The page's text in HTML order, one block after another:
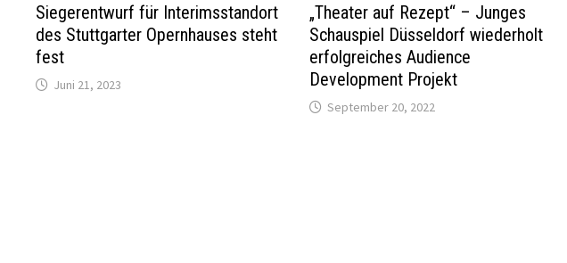
Siegerentwurf für Interimsstandort
des Stuttgarter Opernhauses steht
fest
Juni 21, 2023
„Theater auf Rezept“ – Junges
Schauspiel Düsseldorf wiederholt
erfolgreiches Audience
Development Projekt
September 20, 2022